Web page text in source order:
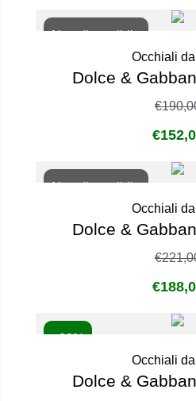
Non disponibile
Occhiali
Dolce &
€
€
Non disponibile
Occhiali
Dolce &
€
€
- 20%
Occhiali
Dolce &